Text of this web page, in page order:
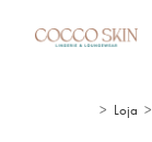
> Loja >